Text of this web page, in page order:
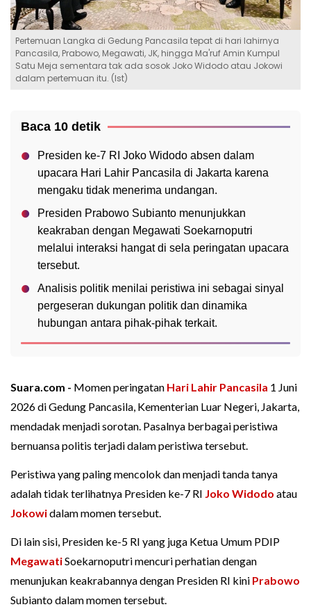
Pertemuan Langka di Gedung Pancasila tepat di hari lahirnya
Pancasila, Prabowo, Megawati, JK, hingga Ma'ruf Amin Kumpul
Satu Meja sementara tak ada sosok Joko Widodo atau Jokowi
dalam pertemuan itu. (Ist)
Baca 10 detik
Presiden ke-7 RI Joko Widodo absen dalam
upacara Hari Lahir Pancasila di Jakarta karena
mengaku tidak menerima undangan.
Presiden Prabowo Subianto menunjukkan
keakraban dengan Megawati Soekarnoputri
melalui interaksi hangat di sela peringatan upacara
tersebut.
Analisis politik menilai peristiwa ini sebagai sinyal
pergeseran dukungan politik dan dinamika
hubungan antara pihak-pihak terkait.
Suara.com - Momen peringatan Hari Lahir Pancasila 1 Juni
2026 di Gedung Pancasila, Kementerian Luar Negeri, Jakarta,
mendadak menjadi sorotan. Pasalnya berbagai peristiwa
bernuansa politis terjadi dalam peristiwa tersebut.
Peristiwa yang paling mencolok dan menjadi tanda tanya
adalah tidak terlihatnya Presiden ke-7 RI Joko Widodo atau
Jokowidalam momen tersebut.
Di lain sisi, Presiden ke-5 RI yang juga Ketua Umum PDIP
MegawatiSoekarnoputri mencuri perhatian dengan
menunjukan keakrabannya dengan Presiden RI kini Prabowo
Subianto dalam momen tersebut.